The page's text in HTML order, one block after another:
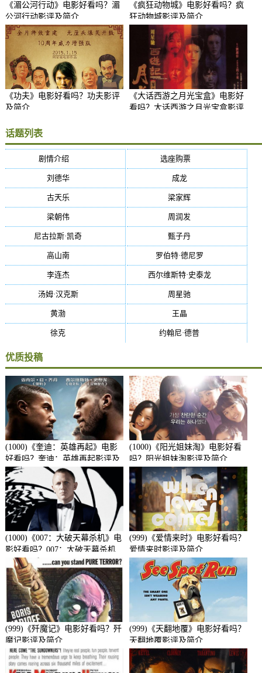
《湄公河行动》电影好看吗？湄
公河行动影评及简介
《疯狂动物城》电影好看吗？疯
狂动物城影评及简介
《功夫》电影好看吗？功夫影评
及简介
《大话西游之月光宝盒》电影好
看吗？大话西游之月光宝盒影评
话题列表
剧情介绍 选座购票(5384)
刘德华(50) 成龙(46)
古天乐 梁家辉
梁朝伟(37) 周润发
尼古拉斯·凯奇 甄子丹
高山南(33) 罗伯特·德尼罗
李连杰(29) 西尔维斯特·史泰龙(29)
汤姆·汉克斯(27) 周星驰
黄渤 王晶
徐克 约翰尼·德普
优质投稿
(1000)《奎迪：英雄再起》电影
好看吗？奎迪：英雄再起影评及
简介
(1000)《阳光姐妹淘》电影好看
吗？阳光姐妹淘影评及简介
(1000)《007：大破天幕杀机》电
影好看吗？007：大破天幕杀机
影评及简介
(999)《爱情来时》电影好看吗？
爱情来时影评及简介
(999)《歼魔记》电影好看吗？歼
魔记影评及简介
(999)《天翻地覆》电影好看吗？
天翻地覆影评及简介